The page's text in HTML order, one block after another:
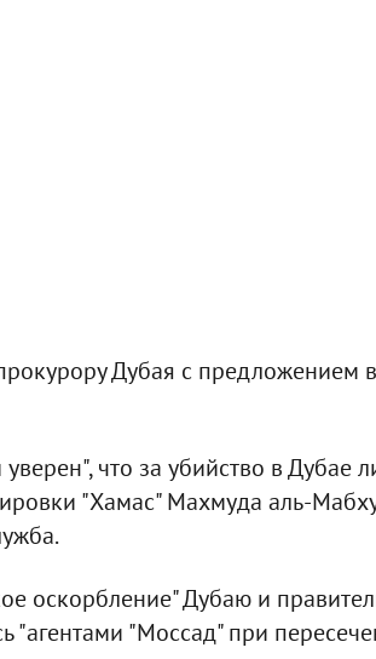
Дубая с предложением
что за убийство в Дубае
"Хамас" Махмуда аль-
оскорбление" Дубаю и
"агентами "Моссад" при